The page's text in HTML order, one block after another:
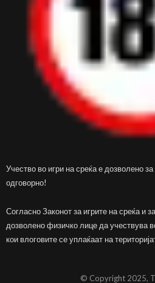
Учество во игри на среќа е дозволено
одговорно!
Согласно Законот за игрите на среќа и
дозволено физичко лице да учествува
кои влоговите се уплаќаат на
© Copyright 2025,